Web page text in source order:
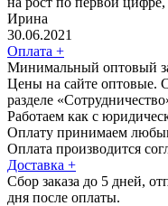
Ирина
30.06.2021
Оплата +
Минимальный оптовый
Цены на сайте оптовые.
разделе
Работаем как с
Оплату принимаем
Оплата производится
Доставка +
Сбор заказа до 5 дней,
дня после оплаты.